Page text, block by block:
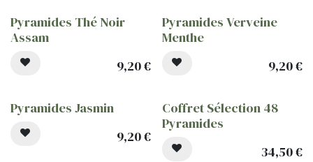
Pyramides Thé Noir
Assam
9,20€
Pyramides Verveine
Menthe
9,20€
Pyramides Jasmin
9,20€
Coffret Sélection 48
Pyramides
34,50€